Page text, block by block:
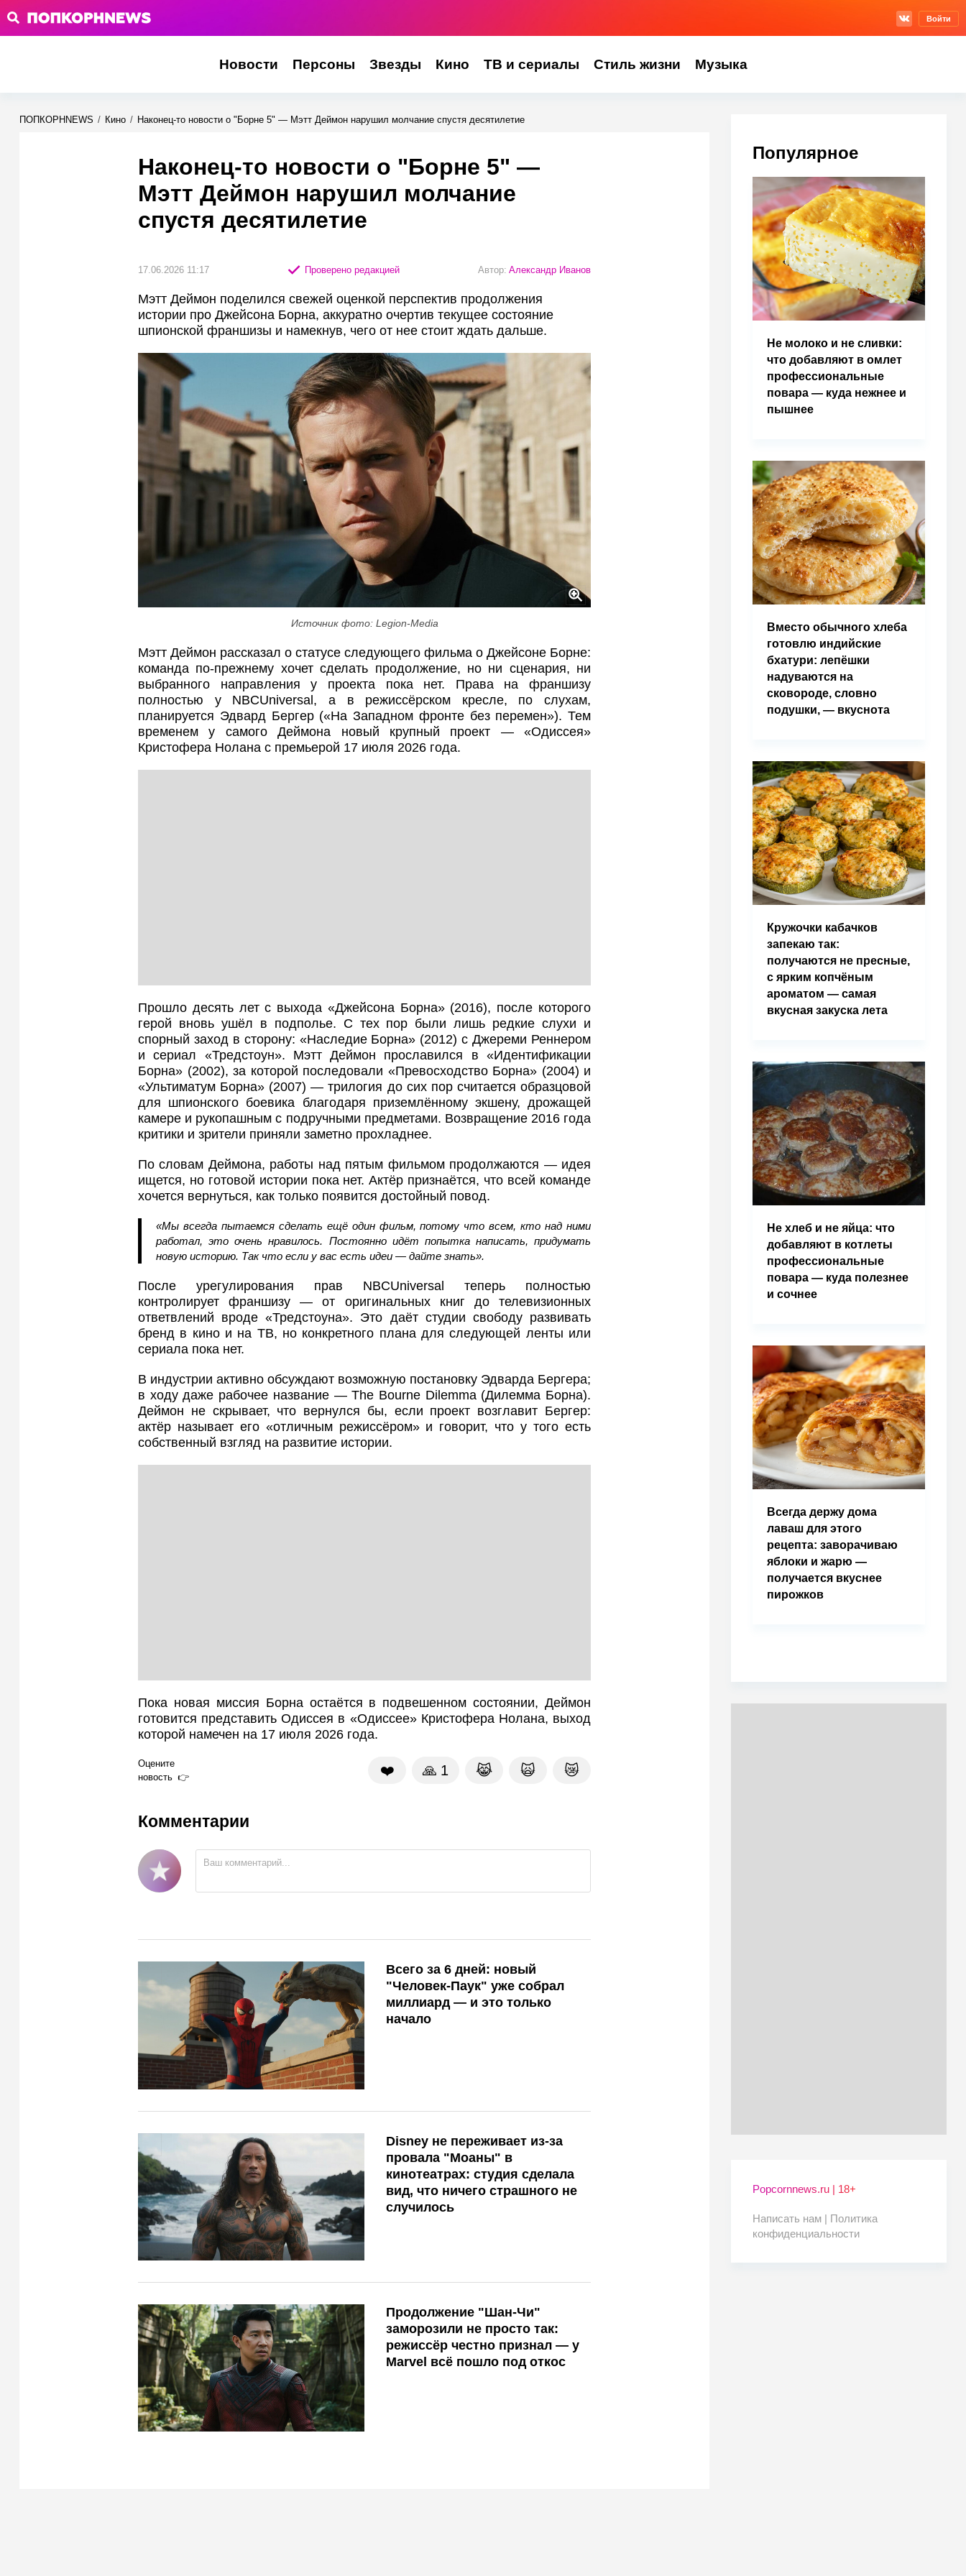
Войти
Новости Персоны Звезды Кино ТВ и сериалы Стиль жизни Музыка
ПОПКОРНNEWS / Кино / Наконец-то новости о "Борне 5" — Мэтт Деймон нарушил молчание спустя десятилетие
Наконец-то новости о "Борне 5" —
Мэтт Деймон нарушил молчание
спустя десятилетие
17.06.2026 11:17 Проверено редакцией Автор: Александр Иванов
Мэтт Деймон поделился свежей оценкой перспектив продолжения
истории про Джейсона Борна, аккуратно очертив текущее состояние
шпионской франшизы и намекнув, чего от нее стоит ждать дальше.
Источник фото: Legion-Media
Мэтт Деймон рассказал о статусе следующего фильма о Джейсоне Борне:
команда по‑прежнему хочет сделать продолжение, но ни сценария, ни
выбранного направления у проекта пока нет. Права на франшизу
полностью у NBCUniversal, а в режиссёрском кресле, по слухам,
планируется Эдвард Бергер («На Западном фронте без перемен»). Тем
временем у самого Деймона новый крупный проект — «Одиссея»
Кристофера Нолана с премьерой 17 июля 2026 года.
Прошло десять лет с выхода «Джейсона Борна» (2016), после которого
герой вновь ушёл в подполье. С тех пор были лишь редкие слухи и
спорный заход в сторону: «Наследие Борна» (2012) с Джереми Реннером
и сериал «Тредстоун». Мэтт Деймон прославился в «Идентификации
Борна» (2002), за которой последовали «Превосходство Борна» (2004) и
«Ультиматум Борна» (2007) — трилогия до сих пор считается образцовой
для шпионского боевика благодаря приземлённому экшену, дрожащей
камере и рукопашным с подручными предметами. Возвращение 2016 года
критики и зрители приняли заметно прохладнее.
По словам Деймона, работы над пятым фильмом продолжаются — идея
ищется, но готовой истории пока нет. Актёр признаётся, что всей команде
хочется вернуться, как только появится достойный повод.
«Мы всегда пытаемся сделать ещё один фильм, потому что всем, кто над ними
работал, это очень нравилось. Постоянно идёт попытка написать, придумать
новую историю. Так что если у вас есть идеи — дайте знать».
После урегулирования прав NBCUniversal теперь полностью
контролирует франшизу — от оригинальных книг до телевизионных
ответвлений вроде «Тредстоуна». Это даёт студии свободу развивать
бренд в кино и на ТВ, но конкретного плана для следующей ленты или
сериала пока нет.
В индустрии активно обсуждают возможную постановку Эдварда Бергера;
в ходу даже рабочее название — The Bourne Dilemma (Дилемма Борна).
Деймон не скрывает, что вернулся бы, если проект возглавит Бергер:
актёр называет его «отличным режиссёром» и говорит, что у того есть
собственный взгляд на развитие истории.
Пока новая миссия Борна остаётся в подвешенном состоянии, Деймон
готовится представить Одиссея в «Одиссее» Кристофера Нолана, выход
которой намечен на 17 июля 2026 года.
Оцените
новость
❤️ 🙏 1 😹 🙀 😿
Комментарии
Всего за 6 дней: новый
"Человек-Паук" уже собрал
миллиард — и это только
начало
Disney не переживает из-за
провала "Моаны" в
кинотеатрах: студия сделала
вид, что ничего страшного не
случилось
Продолжение "Шан-Чи"
заморозили не просто так:
режиссёр честно признал — у
Marvel всё пошло под откос
Популярное
Не молоко и не сливки:
что добавляют в омлет
профессиональные
повара — куда нежнее и
пышнее
Вместо обычного хлеба
готовлю индийские
бхатури: лепёшки
надуваются на
сковороде, словно
подушки, — вкуснота
Кружочки кабачков
запекаю так:
получаются не пресные,
с ярким копчёным
ароматом — самая
вкусная закуска лета
Не хлеб и не яйца: что
добавляют в котлеты
профессиональные
повара — куда полезнее
и сочнее
Всегда держу дома
лаваш для этого
рецепта: заворачиваю
яблоки и жарю —
получается вкуснее
пирожков
Popcornnews.ru | 18+
Написать нам | Политика
конфиденциальности